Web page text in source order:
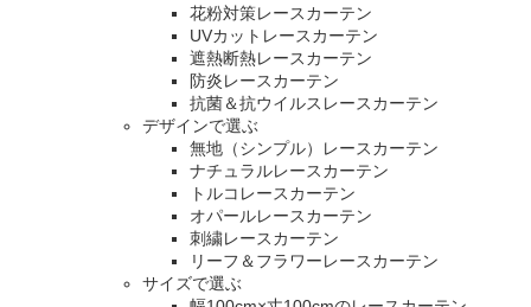
花粉対策レースカーテン
UVカットレースカーテン
遮熱断熱レースカーテン
防炎レースカーテン
抗菌＆抗ウイルスレースカーテン
デザインで選ぶ
無地（シンプル）レースカーテン
ナチュラルレースカーテン
トルコレースカーテン
オパールレースカーテン
刺繍レースカーテン
リーフ＆フラワーレースカーテン
サイズで選ぶ